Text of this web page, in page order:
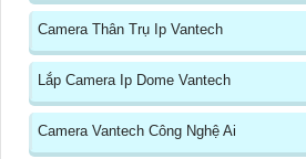
Camera Thân Trụ Ip Vantech
Lắp Camera Ip Dome Vantech
Camera Vantech Công Nghệ Ai